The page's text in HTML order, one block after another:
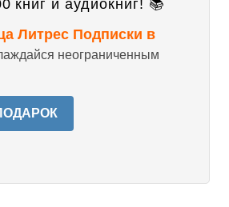
книг и аудиокниг! 📚
Литрес Подписки в
неограниченным